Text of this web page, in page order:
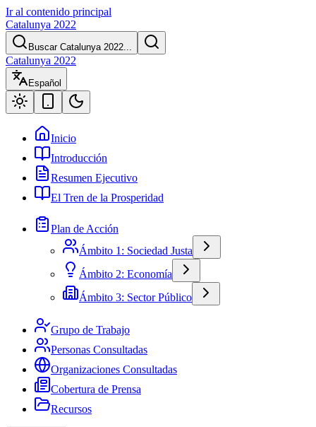
Ir al contenido principal
Catalunya 2022
Buscar Catalunya 2022...
Catalunya 2022
Español
Inicio
Introducción
Resumen Ejecutivo
El Tren de la Prosperidad
Plan de Acción
Ámbito 1: Sociedad Justa
Ámbito 2: Economía
Ámbito 3: Sector Público
Grupo de Trabajo
Personas Consultadas
Organizaciones Consultadas
Cobertura de Prensa
Recursos